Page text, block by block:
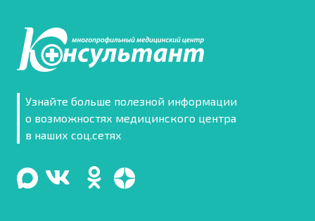
Узнайте больше полезной информации
о возможностях медицинского центра
в наших соц.сетях